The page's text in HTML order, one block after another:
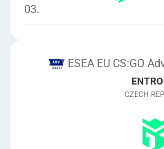
03.
ESEA EU CS:GO
CZECH